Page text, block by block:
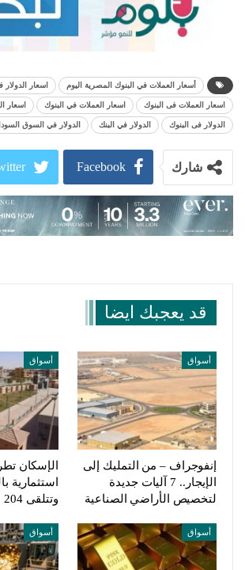
أسعار العملات في البنوك المصرية اليوم اسعار الدولار
اسعار العملات فى البنوك اسعار العملات في البنوك اسعار
الدولار فى البنوك الدولار في البنك الدولار في السوق
شارك Facebook
قد يعجبك ايضا
أسواق
إنفوجراف – من التمليك إلى
الإيجار.. 7 آليات جديدة
لتخصيص الأراضي الصناعية
أسواق
استثمارية
وتتلقى 204 طلبات أجنبية
أسواق أسواق